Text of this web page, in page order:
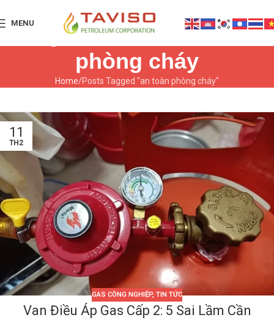
MENU Tag Archives: an toàn
phòng cháy
Home Posts Tagged "an toàn phòng cháy"
11
TH2
GAS CÔNG NGHIỆP, TIN TỨC
Van Điều Áp Gas Cấp 2: 5 Sai Lầm Cần